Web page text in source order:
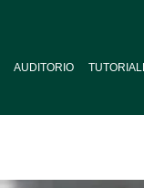
AUDITORIO